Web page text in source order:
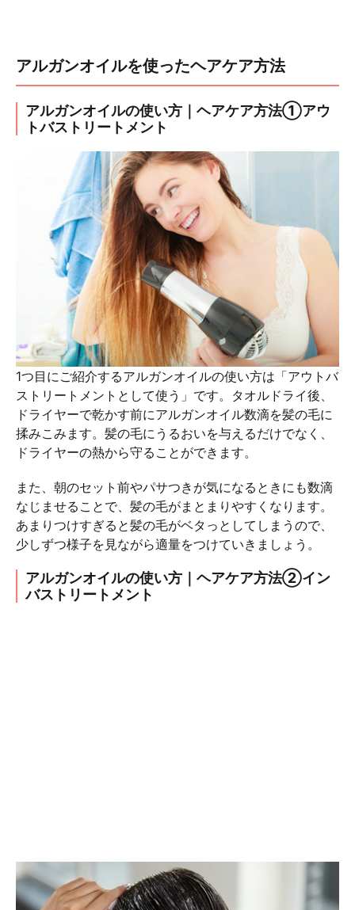
アルガンオイルを使ったヘアケア方法
アルガンオイルの使い方｜ヘアケア方法①アウ
トバストリートメント
1つ目にご紹介するアルガンオイルの使い方は「アウトバ
ストリートメントとして使う」です。タオルドライ後、
ドライヤーで乾かす前にアルガンオイル数滴を髪の毛に
揉みこみます。髪の毛にうるおいを与えるだけでなく、
ドライヤーの熱から守ることができます。
また、朝のセット前やパサつきが気になるときにも数滴
なじませることで、髪の毛がまとまりやすくなります。
あまりつけすぎると髪の毛がベタっとしてしまうので、
少しずつ様子を見ながら適量をつけていきましょう。
アルガンオイルの使い方｜ヘアケア方法②イン
バストリートメント